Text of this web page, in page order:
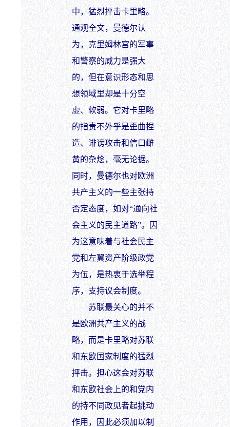
中，猛烈抨击卡里略。
通观全文，曼德尔认
为，克里姆林宫的军事
和警察的威力是强大
的，但在意识形态和思
想领域里却是十分空
虚、软弱。它对卡里略
的指责不外乎是歪曲捏
造、诽谤攻击和信口雌
黄的杂烩，毫无论据。
同时，曼德尔也对欧洲
共产主义的一些主张持
否定态度，如对“通向社
会主义的民主道路”。因
为这意味着与社会民主
党和左翼资产阶级政党
为伍，是热衷于选举程
序，支持议会制度。
苏联最关心的并不
是欧洲共产主义的战
略，而是卡里略对苏联
和东欧国家制度的猛烈
抨击。担心这会对苏联
和东欧社会上的和党内
的持不同政见者起挑动
作用，因此必须加以制